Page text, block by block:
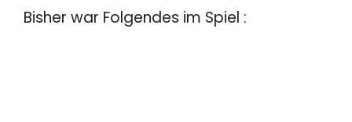
Bisher war Folgendes im Spiel :